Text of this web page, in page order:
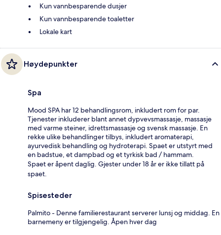
Kun vannbesparende dusjer
Kun vannbesparende toaletter
Lokale kart
Høydepunkter
Spa
Mood SPA har 12 behandlingsrom, inkludert rom for par.
Tjenester inkluderer blant annet dypvevsmassasje, massasje
med varme steiner, idrettsmassasje og svensk massasje. En
rekke ulike behandlinger tilbys, inkludert aromaterapi,
ayurvedisk behandling og hydroterapi. Spaet er utstyrt med
en badstue, et dampbad og et tyrkisk bad / hammam.
Spaet er åpent daglig. Gjester under 18 år er ikke tillatt på
spaet.
Spisesteder
Palmito - Denne familierestaurant serverer lunsj og middag. En
barnemeny er tilgjengelig. Åpen hver dag